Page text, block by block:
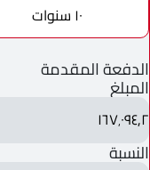
١٠ سنوات
الدفعة المقدمة
المبلغ
١٦٧٬٠٩٤٫٢
النسبة